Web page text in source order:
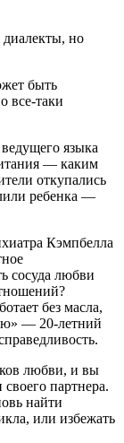
но
быть
все-таки
языка
— каким
откупались
ребенка —
Кэмпбелла
сосуда любви
без масла,
— 20-летний
любви, и вы
партнера.
найти
или избежать